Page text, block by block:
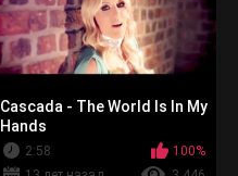
Cascada - The World Is In My
Hands
2:58
100%